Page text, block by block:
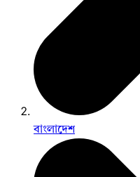
বাংলাদেশ